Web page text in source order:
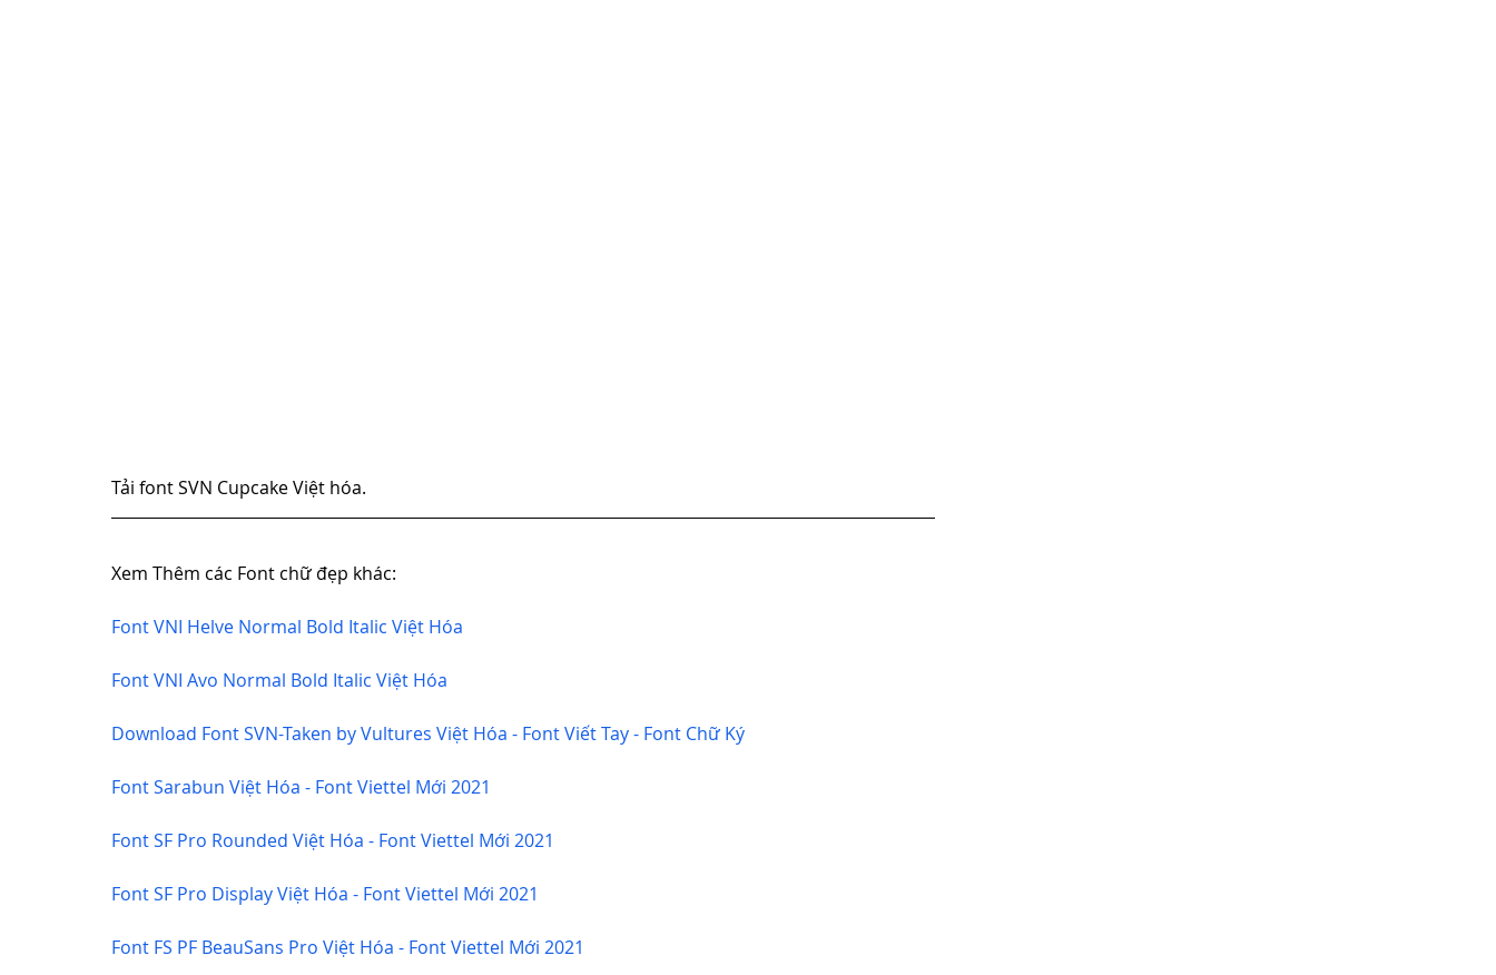
Tải font SVN Cupcake Việt hóa.
Xem Thêm các Font chữ đẹp khác:
Font VNI Helve Normal Bold Italic Việt Hóa
Font VNI Avo Normal Bold Italic Việt Hóa
Download Font SVN-Taken by Vultures Việt Hóa - Font Viết Tay - Font Chữ Ký
Font Sarabun Việt Hóa - Font Viettel Mới 2021
Font SF Pro Rounded Việt Hóa - Font Viettel Mới 2021
Font SF Pro Display Việt Hóa - Font Viettel Mới 2021
Font FS PF BeauSans Pro Việt Hóa - Font Viettel Mới 2021